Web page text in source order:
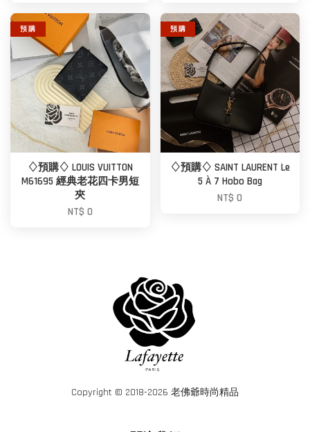
預 購
♢預購♢ LOUIS VUITTON
M61695 經典老花四卡男短
夾
NT$ 0
預 購
♢預購♢ SAINT LAURENT Le
5 À 7 Hobo Bag
NT$ 0
Copyright © 2018-2026 老佛爺時尚精品